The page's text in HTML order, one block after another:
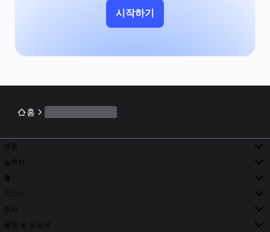
시작하기
홈
제품
솔루션
툴
리소스
회사
플랜 및 요금제